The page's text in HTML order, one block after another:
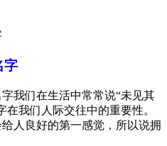
字
我们在生活中常常说“未见其
在我们人际交往中的重要性。
人良好的第一感觉，所以说拥